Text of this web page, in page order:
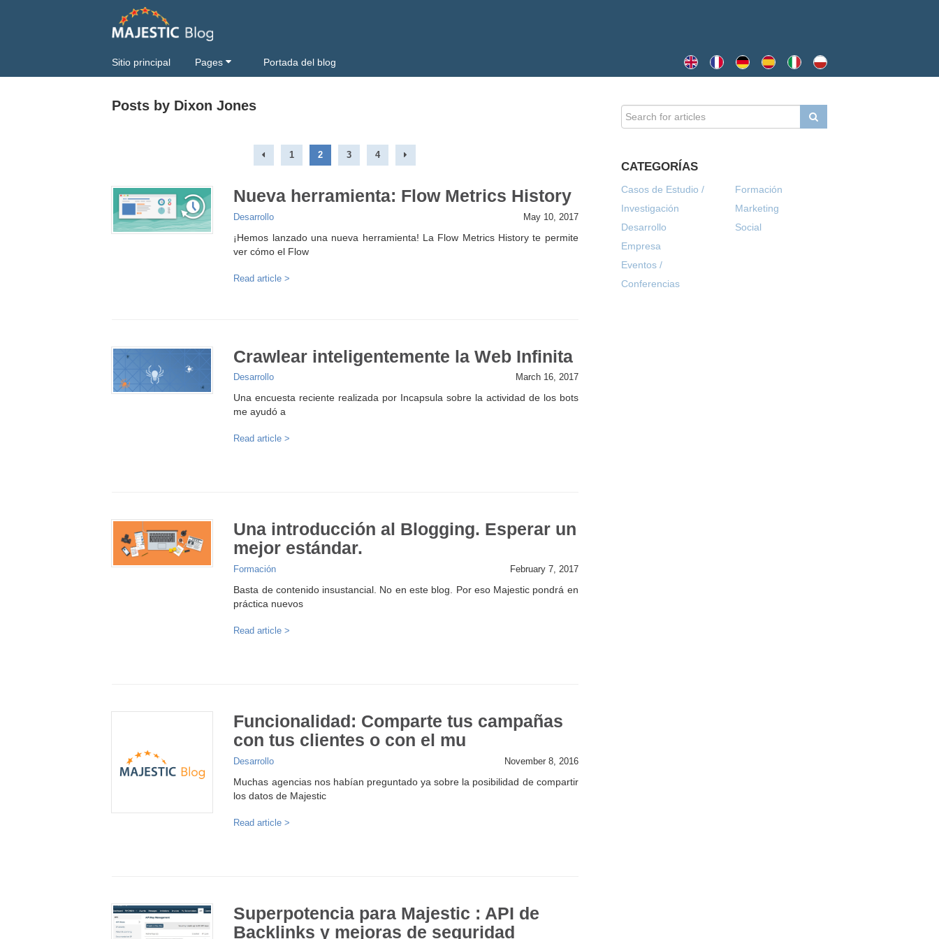
Sitio principal Pages Portada del blog
Posts by Dixon Jones
1 2 3 4
Nueva herramienta: Flow Metrics History
Desarrollo May 10, 2017
¡Hemos lanzado una nueva herramienta! La Flow Metrics History te permite
ver cómo el Flow
Read article >
Crawlear inteligentemente la Web Infinita
Desarrollo March 16, 2017
Una encuesta reciente realizada por Incapsula sobre la actividad de los bots
me ayudó a
Read article >
Una introducción al Blogging. Esperar un
mejor estándar.
Formación February 7, 2017
Basta de contenido insustancial. No en este blog. Por eso Majestic pondrá en
práctica nuevos
Read article >
Funcionalidad: Comparte tus campañas
con tus clientes o con el mu
Desarrollo November 8, 2016
Muchas agencias nos habían preguntado ya sobre la posibilidad de compartir
los datos de Majestic
Read article >
Superpotencia para Majestic : API de
Backlinks y mejoras de seguridad
CATEGORÍAS
Casos de Estudio /
Investigación
Desarrollo
Empresa
Eventos /
Conferencias
Formación
Marketing
Social